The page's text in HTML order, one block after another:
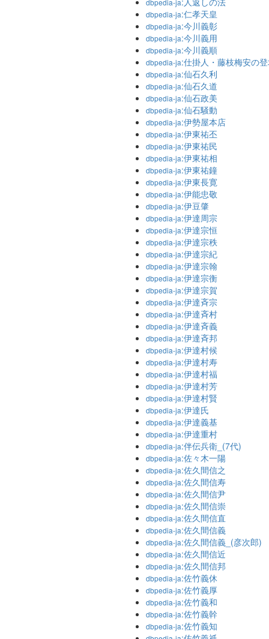
dbpedia-ja
dbpedia-ja:仁孝天皇
dbpedia-ja:今川義彰
dbpedia-ja:今川義用
dbpedia-ja:今川義順
dbpedia-ja:仕掛人・藤枝梅安の
dbpedia-ja:仙石久利
dbpedia-ja:仙石久道
dbpedia-ja:仙石政美
dbpedia-ja:仙石騒動
dbpedia-ja:伊勢屋本店
dbpedia-ja:伊東祐丕
dbpedia-ja:伊東祐民
dbpedia-ja:伊東祐相
dbpedia-ja:伊東祐鐘
dbpedia-ja:伊東長寛
dbpedia-ja:伊能忠敬
dbpedia-ja:伊豆肇
dbpedia-ja:伊達周宗
dbpedia-ja:伊達宗恒
dbpedia-ja:伊達宗秩
dbpedia-ja:伊達宗紀
dbpedia-ja:伊達宗翰
dbpedia-ja:伊達宗衡
dbpedia-ja:伊達宗賀
dbpedia-ja:伊達斉宗
dbpedia-ja:伊達斉村
dbpedia-ja:伊達斉義
dbpedia-ja:伊達斉邦
dbpedia-ja:伊達村候
dbpedia-ja:伊達村寿
dbpedia-ja:伊達村福
dbpedia-ja:伊達村芳
dbpedia-ja:伊達村賢
dbpedia-ja:伊達氏
dbpedia-ja:伊達義基
dbpedia-ja:伊達重村
dbpedia-ja:伴伝兵衛_(7代)
dbpedia-ja:佐々木一陽
dbpedia-ja:佐久間信之
dbpedia-ja:佐久間信寿
dbpedia-ja:佐久間信尹
dbpedia-ja:佐久間信崇
dbpedia-ja:佐久間信直
dbpedia-ja:佐久間信義
dbpedia-ja:佐久間信義_(彦次郎)
dbpedia-ja:佐久間信近
dbpedia-ja:佐久間信邦
dbpedia-ja:佐竹義休
dbpedia-ja:佐竹義厚
dbpedia-ja:佐竹義和
dbpedia-ja:佐竹義幹
dbpedia-ja:佐竹義知